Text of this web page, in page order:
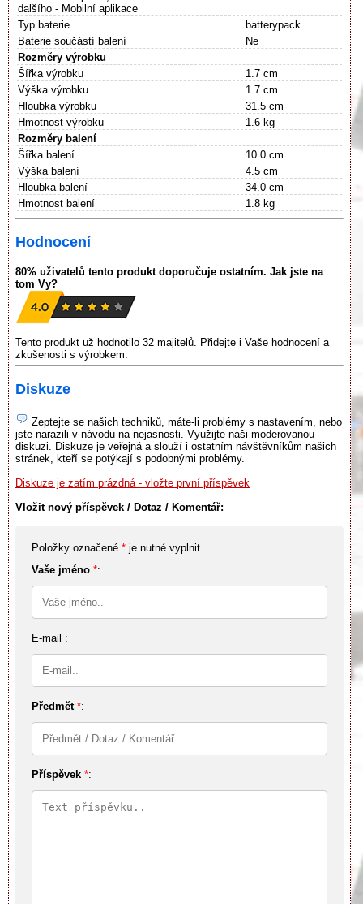
dalšího - Mobilní aplikace
Typ baterie
batterypack
Baterie součástí balení
Ne
Rozměry výrobku
Šířka výrobku
1.7 cm
Výška výrobku
1.7 cm
Hloubka výrobku
31.5 cm
Hmotnost výrobku
1.6 kg
Rozměry balení
Šířka balení
10.0 cm
Výška balení
4.5 cm
Hloubka balení
34.0 cm
Hmotnost balení
1.8 kg
Hodnocení
80% uživatelů tento produkt doporučuje ostatním. Jak jste na
tom Vy?
Tento produkt už hodnotilo 32 majitelů. Přidejte i Vaše hodnocení a
zkušenosti s výrobkem.
Diskuze
Zeptejte se našich techniků, máte-li problémy s nastavením, nebo
jste narazili v návodu na nejasnosti. Využijte naši moderovanou
diskuzi. Diskuze je veřejná a slouží i ostatním návštěvníkům našich
stránek, kteří se potýkají s podobnými problémy.
Diskuze je zatím prázdná - vložte první příspěvek
Vložit nový příspěvek / Dotaz / Komentář:
Položky označené * je nutné vyplnit.
Vaše jméno *:
E-mail :
Předmět *:
Příspěvek *: